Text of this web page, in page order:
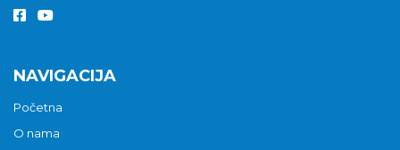
NAVIGACIJA
Početna
O nama